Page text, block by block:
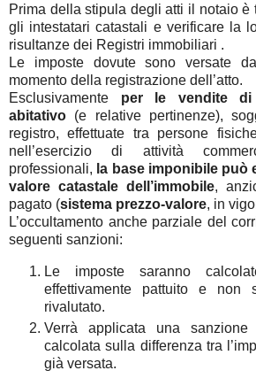
Prima della stipula degli atti il notaio è
gli intestatari catastali e verificare la
risultanze dei Registri immobiliari .
Le imposte dovute sono versate
momento della registrazione dell’atto.
Esclusivamente per le vendite
abitativo (e relative pertinenze),
registro, effettuate tra persone
nell’esercizio di attività
professionali, la base imponibile può
valore catastale dell’immobile,
pagato (sistema prezzo-valore, in
L’occultamento anche parziale del
seguenti sanzioni:
Le imposte saranno
effettivamente pattuito e non
rivalutato.
Verrà applicata una
calcolata sulla differenza tra
già versata.